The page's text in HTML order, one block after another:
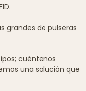
.
grandes de pulseras
cuéntenos
una solución que